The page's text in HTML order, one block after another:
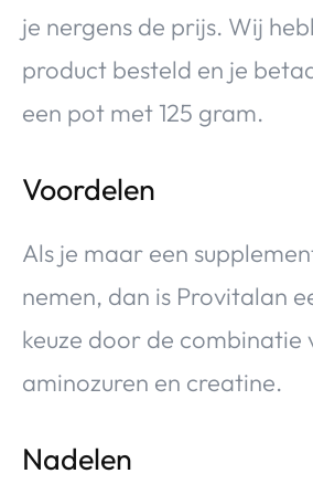
je nergens de prijs. Wij
product besteld en je
een pot met 125 gram.
Voordelen
Als je maar een
nemen, dan is Provitalan
keuze door de combinatie
aminozuren en creatine.
Nadelen